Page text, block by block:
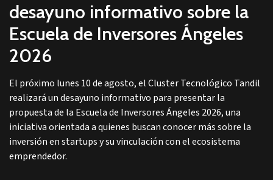
desayuno informativo sobre la
Escuela de Inversores Ángeles
2026
El próximo lunes 10 de agosto, el Cluster Tecnológico Tandil
realizará un desayuno informativo para presentar la
propuesta de la Escuela de Inversores Ángeles 2026, una
iniciativa orientada a quienes buscan conocer más sobre la
inversión en startups y su vinculación con el ecosistema
emprendedor.